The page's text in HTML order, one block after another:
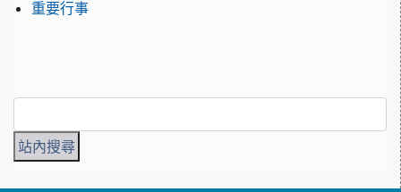
重要行事